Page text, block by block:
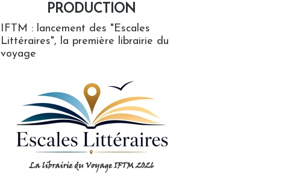
PRODUCTION
IFTM : lancement des "Escales
Littéraires", la première librairie du
voyage